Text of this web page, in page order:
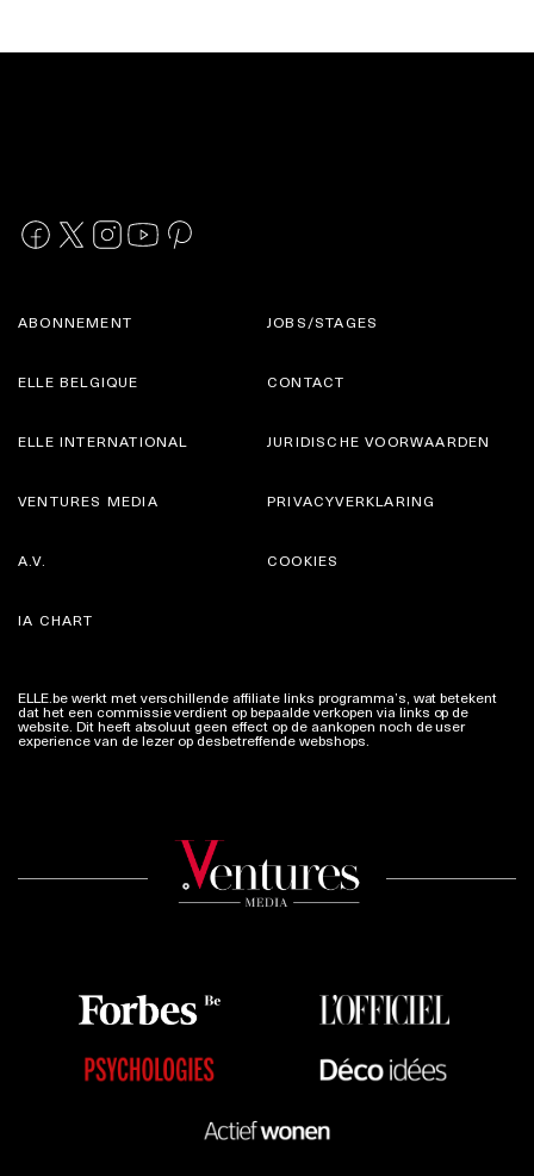
ABONNEMENT
ELLE BELGIQUE
JOBS/STAGES
CONTACT
ELLE INTERNATIONAL
VENTURES MEDIA
JURIDISCHE VOORWAARDEN
PRIVACYVERKLARING
A.V.
IA CHART
COOKIES
ELLE.be werkt met verschillende affiliate links programma’s, wat betekent
dat het een commissie verdient op bepaalde verkopen via links op de
website. Dit heeft absoluut geen effect op de aankopen noch de user
experience van de lezer op desbetreffende webshops.